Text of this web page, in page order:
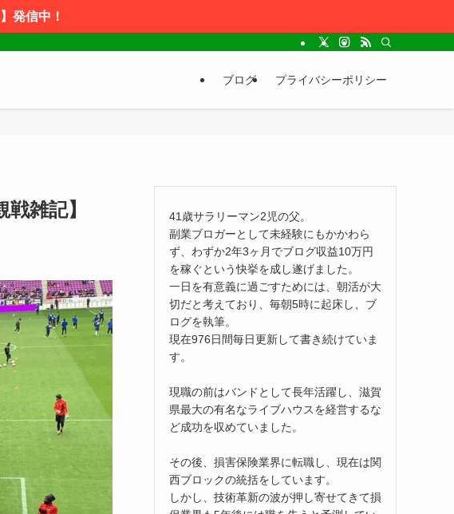
発信中！
ブログ プライバシーポリシー
雑記】
41歳サラリーマン2児の父。
副業ブロガーとして未経験にもかかわら
ず、わずか2年3ヶ月でブログ収益10万円
を稼ぐという快挙を成し遂げました。
一日を有意義に過ごすためには、朝活が大
切だと考えており、毎朝5時に起床し、ブ
ログを執筆。
現在976日間毎日更新して書き続けていま
す。
現職の前はバンドとして長年活躍し、滋賀
県最大の有名なライブハウスを経営するな
ど成功を収めていました。
その後、損害保険業界に転職し、現在は関
西ブロックの統括をしています。
しかし、技術革新の波が押し寄せてきて損